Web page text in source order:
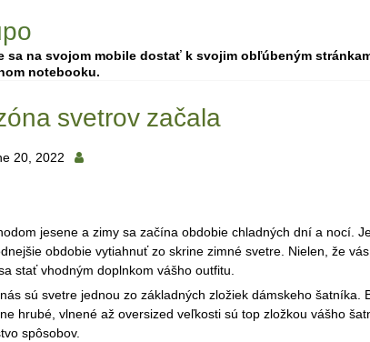
sa na svojom mobile dostať k svojim obľúbeným
notebooku.
svetrov začala
20, 2022
jesene a zimy sa začína obdobie chladných dní a nocí.
obdobie vytiahnuť zo skrine zimné svetre. Nielen, že
stať vhodným doplnkom vášho outfitu.
sú svetre jednou zo základných zložiek dámskeho šatníka.
hrubé, vlnené až oversized veľkosti sú top zložkou vášho
spôsobov.